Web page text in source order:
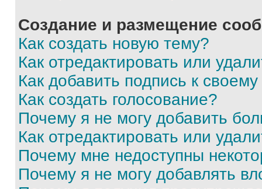
Создание и размещение
Как создать новую тему?
Как отредактировать или
Как добавить подпись к
Как создать голосование?
Почему я не могу добавить
Как отредактировать или
Почему мне недоступны
Почему я не могу добавлять